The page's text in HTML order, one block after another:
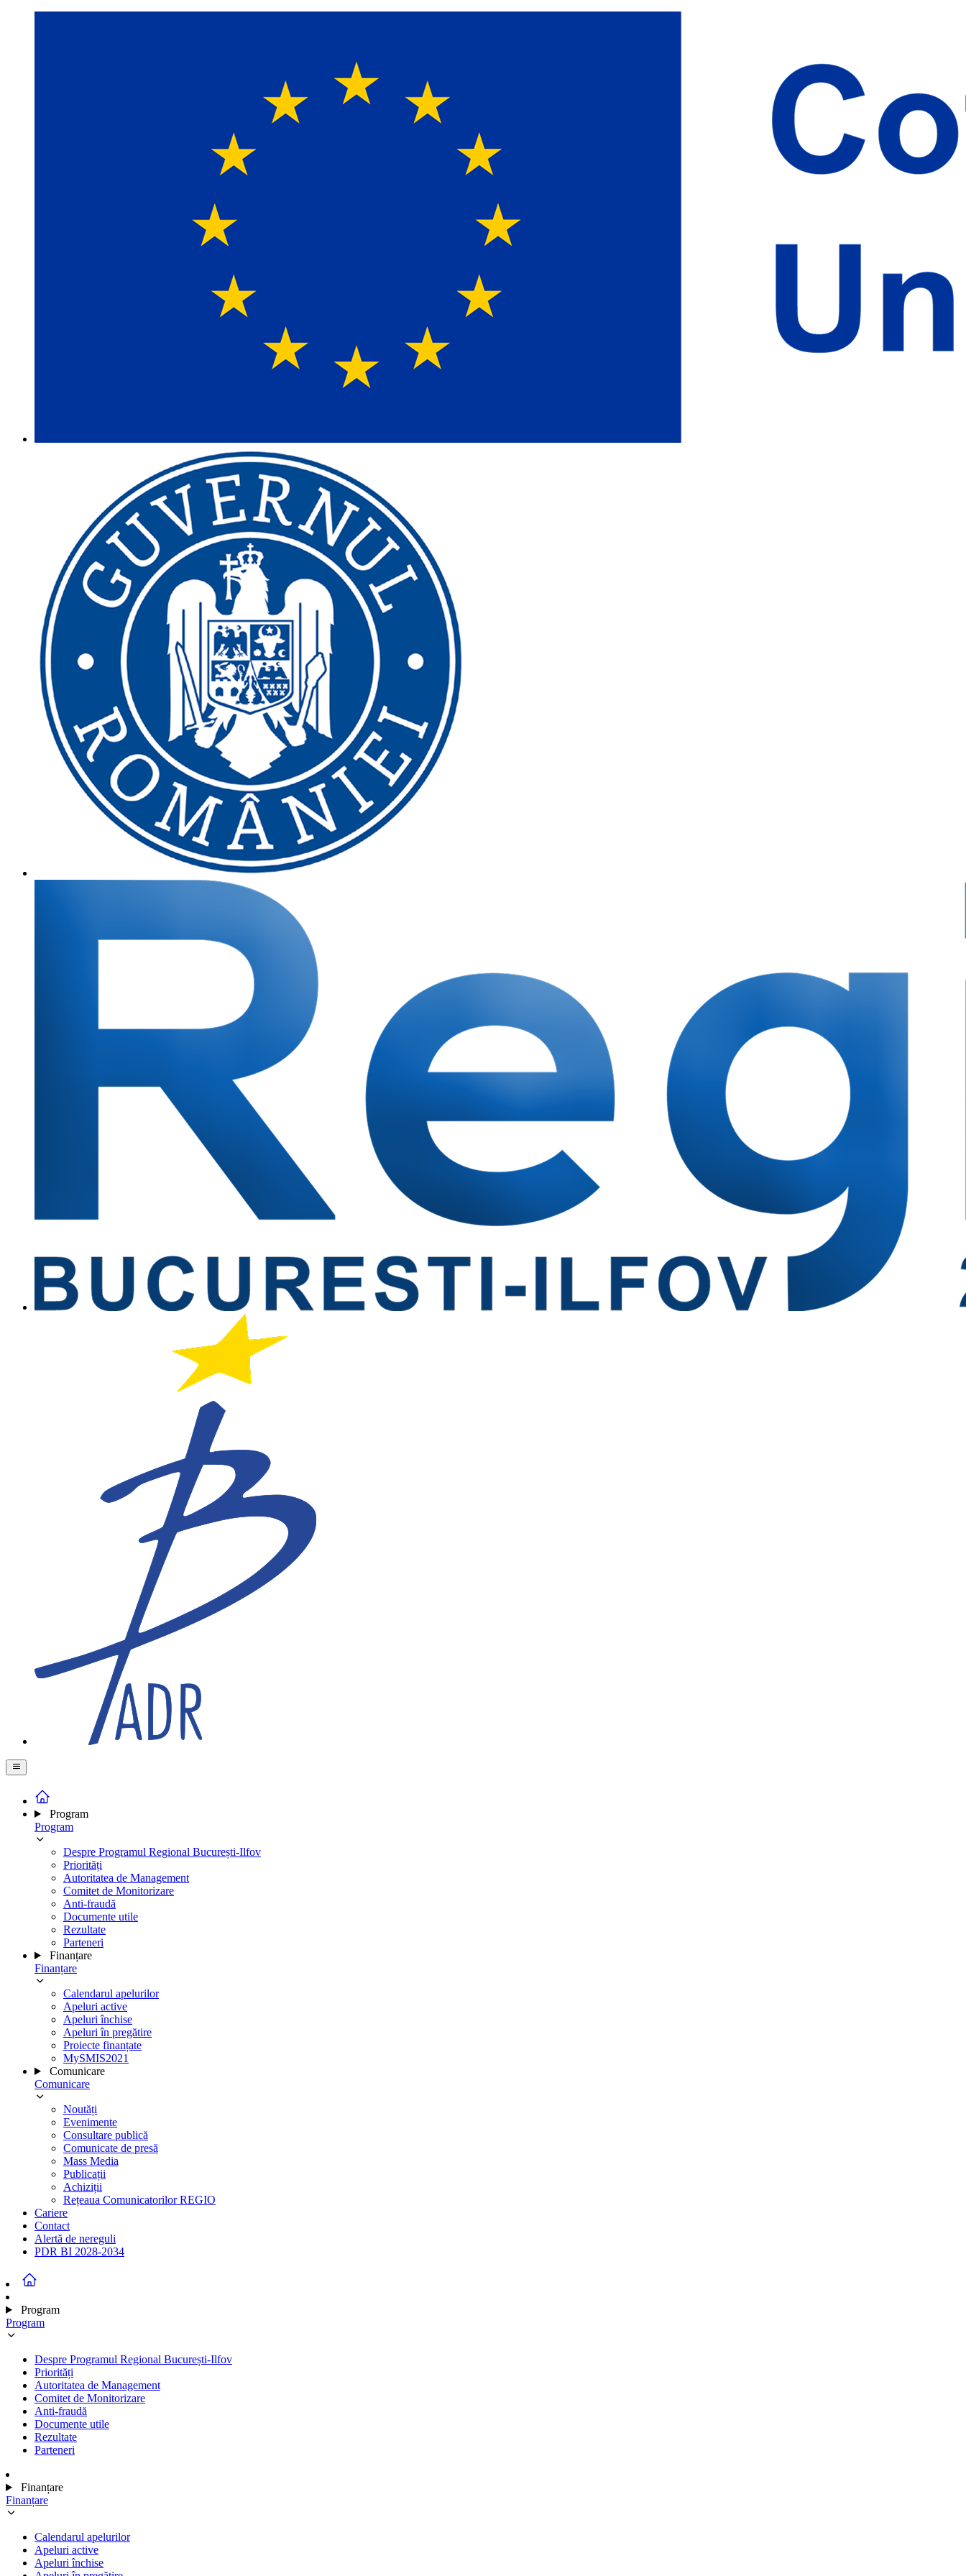
Program
Program
Despre Programul Regional București-Ilfov
Priorități
Autoritatea de Management
Comitet de Monitorizare
Anti-fraudă
Documente utile
Rezultate
Parteneri
Finanțare
Finanțare
Calendarul apelurilor
Apeluri active
Apeluri închise
Apeluri în pregătire
Proiecte finanțate
MySMIS2021
Comunicare
Comunicare
Noutăți
Evenimente
Consultare publică
Comunicate de presă
Mass Media
Publicații
Achiziții
Rețeaua Comunicatorilor REGIO
Cariere
Contact
Alertă de nereguli
PDR BI 2028-2034
Program
Program
Despre Programul Regional București-Ilfov
Priorități
Autoritatea de Management
Comitet de Monitorizare
Anti-fraudă
Documente utile
Rezultate
Parteneri
Finanțare
Finanțare
Calendarul apelurilor
Apeluri active
Apeluri închise